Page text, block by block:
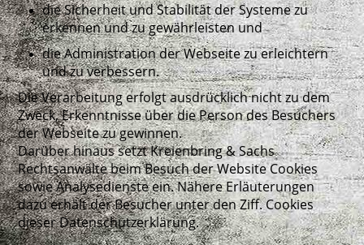
die Sicherheit und Stabilität der Systeme zu
erkennen und zu gewährleisten und
die Administration der Webseite zu erleichtern
und zu verbessern.
Die Verarbeitung erfolgt ausdrücklich nicht zu dem
Zweck, Erkenntnisse über die Person des Besuchers
der Webseite zu gewinnen.
Darüber hinaus setzt Kreienbring & Sachs
Rechtsanwälte beim Besuch der Website Cookies
sowie Analysedienste ein. Nähere Erläuterungen
dazu erhält der Besucher unter den Ziff. Cookies
dieser Datenschutzerklärung.